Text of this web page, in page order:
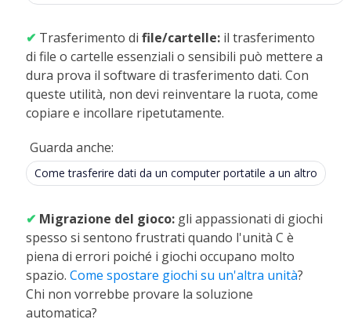
✔ Trasferimento difile/cartelle: il trasferimento
di file o cartelle essenziali o sensibili può mettere a
dura prova il software di trasferimento dati. Con
queste utilità, non devi reinventare la ruota, come
copiare e incollare ripetutamente.
Guarda anche:
Come trasferire dati da un computer portatile a un altro
✔ Migrazione del gioco: gli appassionati di giochi
spesso si sentono frustrati quando l'unità C è
piena di errori poiché i giochi occupano molto
spazio.Come spostare giochi su un'altra unità?
Chi non vorrebbe provare la soluzione
automatica?